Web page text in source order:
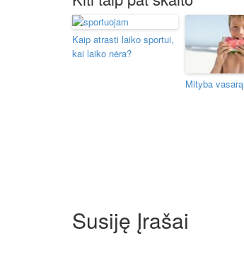
Kaip atrasti laiko sportui,
kai laiko nėra?
Mityba vasarą
Susiję Įrašai